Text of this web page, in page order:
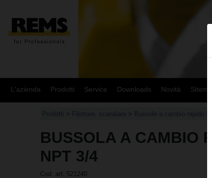
L'azienda Prodotti Service Downloads Novità Sitemap
Prodotti > Filettare, scanalare > Bussole a cambio rapido
BUSSOLA A CAMBIO
NPT 3/4
Cod. art. 521240